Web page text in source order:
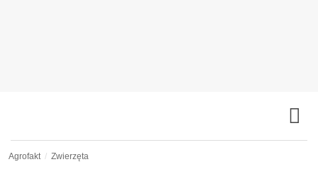
Agrofakt Zwierzęta